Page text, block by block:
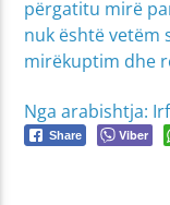
përgatitu mirë
nuk është vetëm
mirëkuptim dhe
Nga arabishtja:
Share Viber